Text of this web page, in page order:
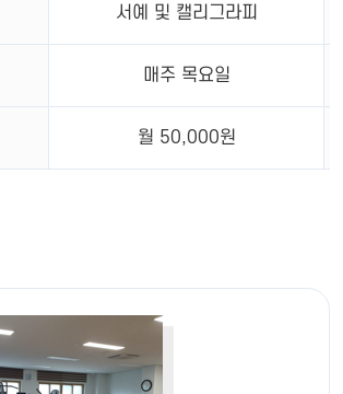
서예 및 캘리그라피
매주 목요일
월 50,000원